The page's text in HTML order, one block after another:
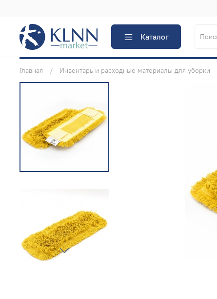
Каталог
Главная Инвентарь и расходные материалы для уборки